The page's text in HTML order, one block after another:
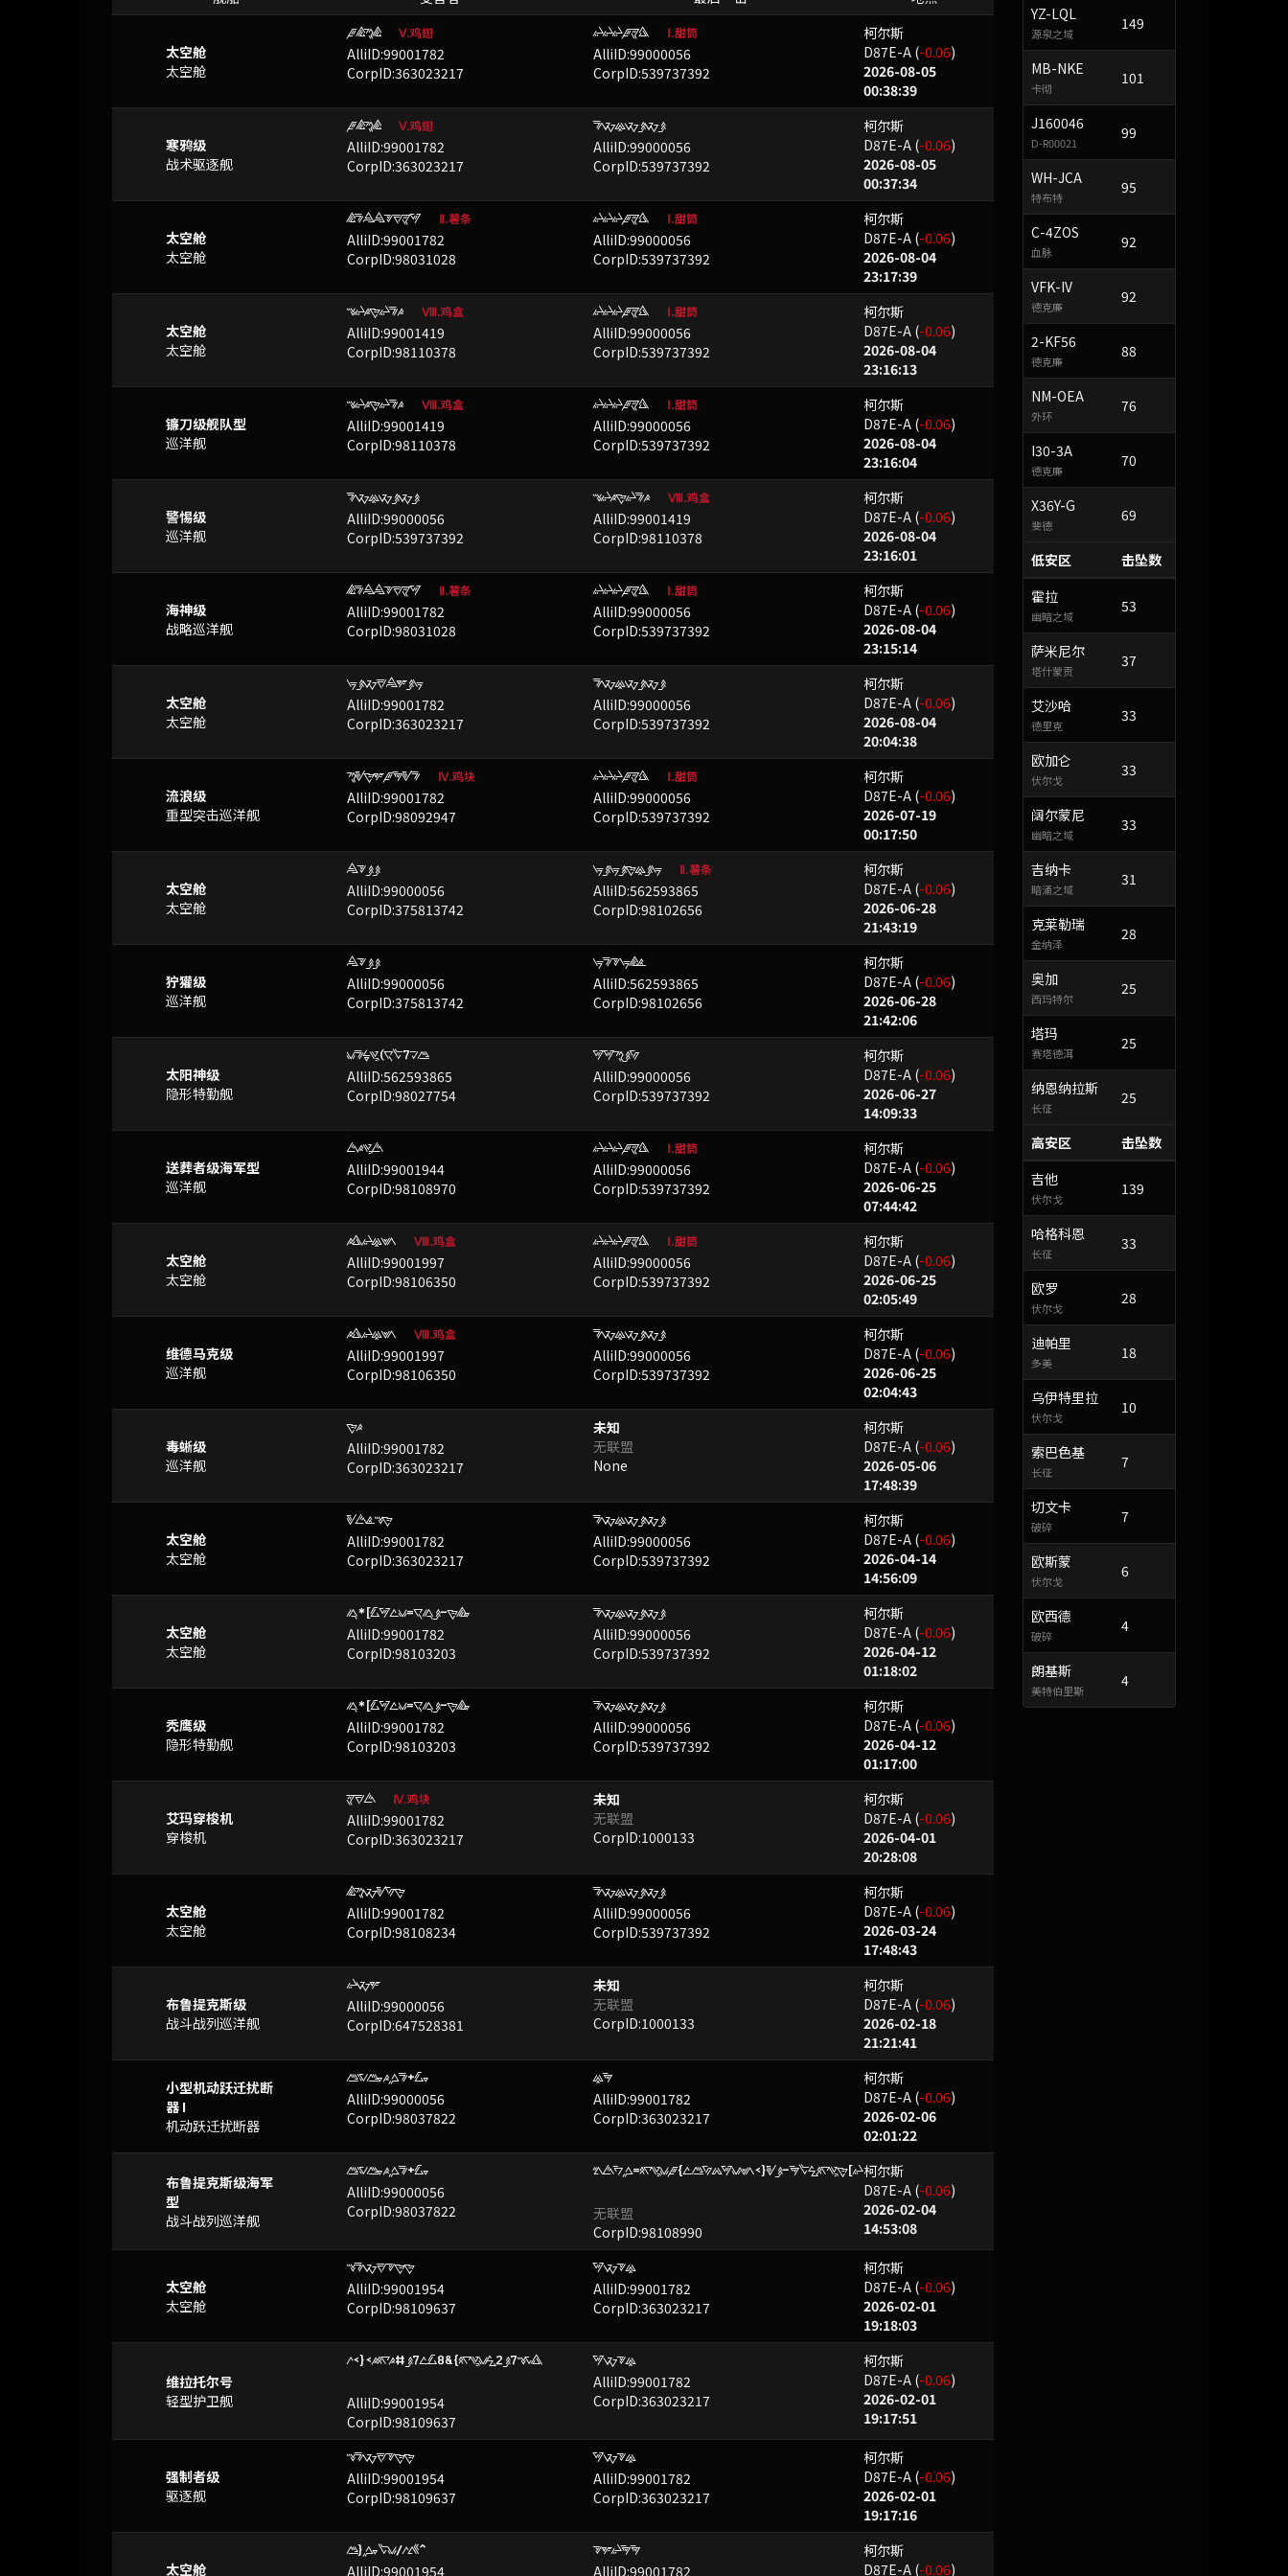
太空舱
太空舱
GJDJ
已屏蔽 Ⅴ.鸡翅
AlliID:99001782
CorpID:363023217
LLLGZK
已屏蔽 Ⅰ.甜筒
AlliID:99000056
CorpID:539737392
柯尔斯
D87E-A (-0.06)
2026-08-05
00:38:39
寒鸦级
战术驱逐舰
GJDJ
已屏蔽 Ⅴ.鸡翅
AlliID:99001782
CorpID:363023217
FXUXBXB
已屏蔽
AlliID:99000056
CorpID:539737392
柯尔斯
D87E-A (-0.06)
2026-08-05
00:37:34
太空舱
太空舱
JFVVYTZW
已屏蔽 Ⅱ.薯条
AlliID:99001782
CorpID:98031028
LLLGZK
已屏蔽 Ⅰ.甜筒
AlliID:99000056
CorpID:539737392
柯尔斯
D87E-A (-0.06)
2026-08-04
23:17:39
太空舱
太空舱
CLONLFO
已屏蔽 Ⅷ.鸡盒
AlliID:99001419
CorpID:98110378
LLLGZK
已屏蔽 Ⅰ.甜筒
AlliID:99000056
CorpID:539737392
柯尔斯
D87E-A (-0.06)
2026-08-04
23:16:13
镰刀级舰队型
巡洋舰
CLONLFO
已屏蔽 Ⅷ.鸡盒
AlliID:99001419
CorpID:98110378
LLLGZK
已屏蔽 Ⅰ.甜筒
AlliID:99000056
CorpID:539737392
柯尔斯
D87E-A (-0.06)
2026-08-04
23:16:04
警惕级
巡洋舰
FXUXBXB
已屏蔽
AlliID:99000056
CorpID:539737392
CLONLFO
已屏蔽 Ⅷ.鸡盒
AlliID:99001419
CorpID:98110378
柯尔斯
D87E-A (-0.06)
2026-08-04
23:16:01
海神级
战略巡洋舰
JFVVYTZW
已屏蔽 Ⅱ.薯条
AlliID:99001782
CorpID:98031028
LLLGZK
已屏蔽 Ⅰ.甜筒
AlliID:99000056
CorpID:539737392
柯尔斯
D87E-A (-0.06)
2026-08-04
23:15:14
太空舱
太空舱
HBXTVMBH
已屏蔽
AlliID:99001782
CorpID:363023217
FXUXBXB
已屏蔽
AlliID:99000056
CorpID:539737392
柯尔斯
D87E-A (-0.06)
2026-08-04
20:04:38
流浪级
重型突击巡洋舰
DRNMGIRF
已屏蔽 Ⅳ.鸡块
AlliID:99001782
CorpID:98092947
LLLGZK
已屏蔽 Ⅰ.甜筒
AlliID:99000056
CorpID:539737392
柯尔斯
D87E-A (-0.06)
2026-07-19
00:17:50
太空舱
太空舱
VYBB
已屏蔽
AlliID:99000056
CorpID:375813742
HBHBNUBH
已屏蔽 Ⅱ.薯条
AlliID:562593865
CorpID:98102656
柯尔斯
D87E-A (-0.06)
2026-06-28
21:43:19
狞獾级
巡洋舰
VYBB
已屏蔽
AlliID:99000056
CorpID:375813742
HFYHJA
已屏蔽
AlliID:562593865
CorpID:98102656
柯尔斯
D87E-A (-0.06)
2026-06-28
21:42:06
太阳神级
隐形特勤舰
zFrP(gb7yv
已屏蔽
AlliID:562593865
CorpID:98027754
WWDBQ
已屏蔽
AlliID:99000056
CorpID:539737392
柯尔斯
D87E-A (-0.06)
2026-06-27
14:09:33
送葬者级海军型
巡洋舰
SOPS
已屏蔽
AlliID:99001944
CorpID:98108970
LLLGZK
已屏蔽 Ⅰ.甜筒
AlliID:99000056
CorpID:539737392
柯尔斯
D87E-A (-0.06)
2026-06-25
07:44:42
太空舱
太空舱
OKLUE
已屏蔽 Ⅷ.鸡盒
AlliID:99001997
CorpID:98106350
LLLGZK
已屏蔽 Ⅰ.甜筒
AlliID:99000056
CorpID:539737392
柯尔斯
D87E-A (-0.06)
2026-06-25
02:05:49
维德马克级
巡洋舰
OKLUE
已屏蔽 Ⅷ.鸡盒
AlliID:99001997
CorpID:98106350
FXUXBXB
已屏蔽
AlliID:99000056
CorpID:539737392
柯尔斯
D87E-A (-0.06)
2026-06-25
02:04:43
毒蜥级
巡洋舰
NO
已屏蔽
AlliID:99001782
CorpID:363023217
未知
无联盟
None
柯尔斯
D87E-A (-0.06)
2026-05-06
17:48:39
太空舱
太空舱
RSACN
已屏蔽
AlliID:99001782
CorpID:363023217
FXUXBXB
已屏蔽
AlliID:99000056
CorpID:539737392
柯尔斯
D87E-A (-0.06)
2026-04-14
14:56:09
太空舱
太空舱
p*[xWaz=gpB-NJ.
已屏蔽
AlliID:99001782
CorpID:98103203
FXUXBXB
已屏蔽
AlliID:99000056
CorpID:539737392
柯尔斯
D87E-A (-0.06)
2026-04-12
01:18:02
秃鹰级
隐形特勤舰
p*[xWaz=gpB-NJ.
已屏蔽
AlliID:99001782
CorpID:98103203
FXUXBXB
已屏蔽
AlliID:99000056
CorpID:539737392
柯尔斯
D87E-A (-0.06)
2026-04-12
01:17:00
艾玛穿梭机
穿梭机
ZTS
已屏蔽 Ⅳ.鸡块
AlliID:99001782
CorpID:363023217
未知
无联盟
CorpID:1000133
柯尔斯
D87E-A (-0.06)
2026-04-01
20:28:08
太空舱
太空舱
JDXRQN
已屏蔽
AlliID:99001782
CorpID:98108234
FXUXBXB
已屏蔽
AlliID:99000056
CorpID:539737392
柯尔斯
D87E-A (-0.06)
2026-03-24
17:48:43
布鲁提克斯级
战斗战列巡洋舰
LXM
已屏蔽
AlliID:99000056
CorpID:647528381
未知
无联盟
CorpID:1000133
柯尔斯
D87E-A (-0.06)
2026-02-18
21:21:41
小型机动跃迁扰断
器 I
机动跃迁扰断器
vqv.OfF+x.
已屏蔽
AlliID:99000056
CorpID:98037822
UI
已屏蔽
AlliID:99001782
CorpID:363023217
柯尔斯
D87E-A (-0.06)
2026-02-06
02:01:22
布鲁提克斯级海军
型
战斗战列巡洋舰
vqv.OfF+x.
已屏蔽
AlliID:99000056
CorpID:98037822
mSif=wPzG{avQuWzE<}RB-IbjwPN[L
已屏蔽
无联盟
CorpID:98108990
柯尔斯
D87E-A (-0.06)
2026-02-04
14:53:08
太空舱
太空舱
CFXTYNN
已屏蔽
AlliID:99001954
CorpID:98109637
WXYU
已屏蔽
AlliID:99001782
CorpID:363023217
柯尔斯
D87E-A (-0.06)
2026-02-01
19:18:03
维拉托尔号
轻型护卫舰
o<}<OwO#B7ax8&{wPzj2B7CsK
已屏蔽
AlliID:99001954
CorpID:98109637
WXYU
已屏蔽
AlliID:99001782
CorpID:363023217
柯尔斯
D87E-A (-0.06)
2026-02-01
19:17:51
强制者级
驱逐舰
CFXTYNN
已屏蔽
AlliID:99001954
CorpID:98109637
WXYU
已屏蔽
AlliID:99001782
CorpID:363023217
柯尔斯
D87E-A (-0.06)
2026-02-01
19:17:16
太空舱
v}f.bz/od^
已屏蔽
AlliID:99001954
YMLII
已屏蔽
AlliID:99001782
柯尔斯
D87E-A (-0.06)
YZ-LQL
源泉之域
149
MB-NKE
卡彻
101
J160046
D-R00021
99
WH-JCA
特布特
95
C-4ZOS
血脉
92
VFK-IV
德克廉
92
2-KF56
德克廉
88
NM-OEA
外环
76
I30-3A
德克廉
70
X36Y-G
斐德
69
低安区
击坠数
霍拉
幽暗之域
53
萨米尼尔
塔什蒙贡
37
艾沙哈
德里克
33
欧加仑
伏尔戈
33
阔尔蒙尼
幽暗之域
33
吉纳卡
暗涌之域
31
克莱勒瑞
金纳泽
28
奥加
西玛特尔
25
塔玛
赛塔德洱
25
纳恩纳拉斯
长征
25
高安区
击坠数
吉他
伏尔戈
139
哈格科恩
长征
33
欧罗
伏尔戈
28
迪帕里
多美
18
乌伊特里拉
伏尔戈
10
索巴色基
长征
7
切文卡
破碎
7
欧斯蒙
伏尔戈
6
欧西德
破碎
4
朗基斯
美特伯里斯
4